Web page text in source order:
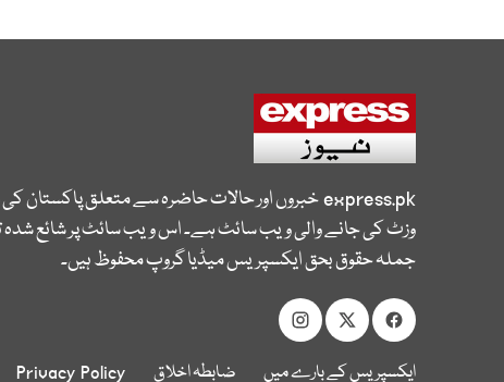
express.pkخبروں اور حالات حاضرہ سے متعلق پاکستان
وزٹ کی جانے والی ویب سائٹ ہے۔ اس ویب سائٹ پر شائع شدہ
جملہ حقوق بحق ایکسپریس میڈیا گروپ محفوظ ہیں۔
ایکسپریس کے بارے میں ضابطہ اخلاق Privacy Policy